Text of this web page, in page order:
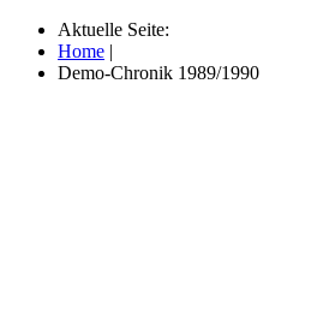
Aktuelle Seite:
Home |
Demo-Chronik 1989/1990